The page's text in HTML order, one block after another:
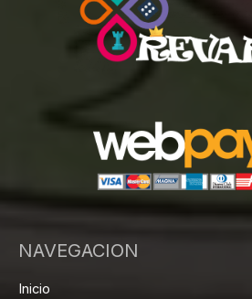
NAVEGACION
Inicio